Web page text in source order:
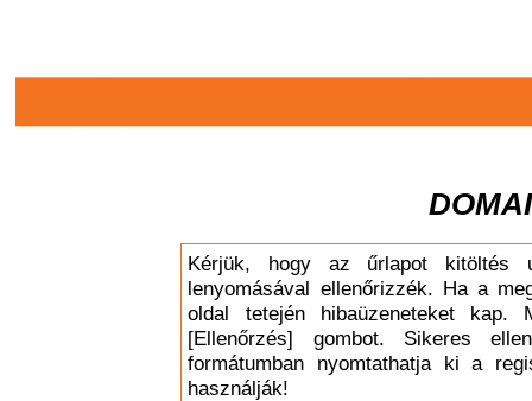
Kérjük, hogy az űrlapot kitöltés
lenyomásával ellenőrizzék. Ha a
oldal tetején hibaüzeneteket
[Ellenőrzés] gombot. Sikeres
formátumban nyomtathatja ki a
használják!